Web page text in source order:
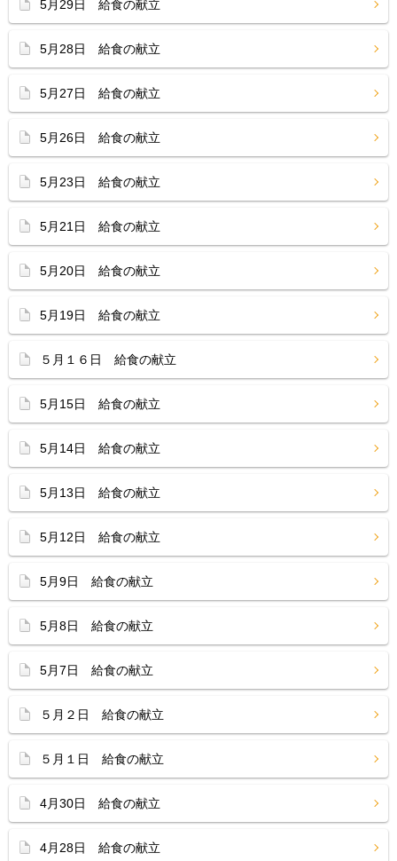
5月29日 給食の献立
5月28日 給食の献立
5月27日 給食の献立
5月26日 給食の献立
5月23日 給食の献立
5月21日 給食の献立
5月20日 給食の献立
5月19日 給食の献立
５月１６日 給食の献立
5月15日 給食の献立
5月14日 給食の献立
5月13日 給食の献立
5月12日 給食の献立
5月9日 給食の献立
5月8日 給食の献立
5月7日 給食の献立
５月２日 給食の献立
５月１日 給食の献立
4月30日 給食の献立
4月28日 給食の献立